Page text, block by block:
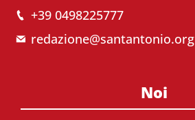
+39 0498225777
redazione@santantonio.org
Noi